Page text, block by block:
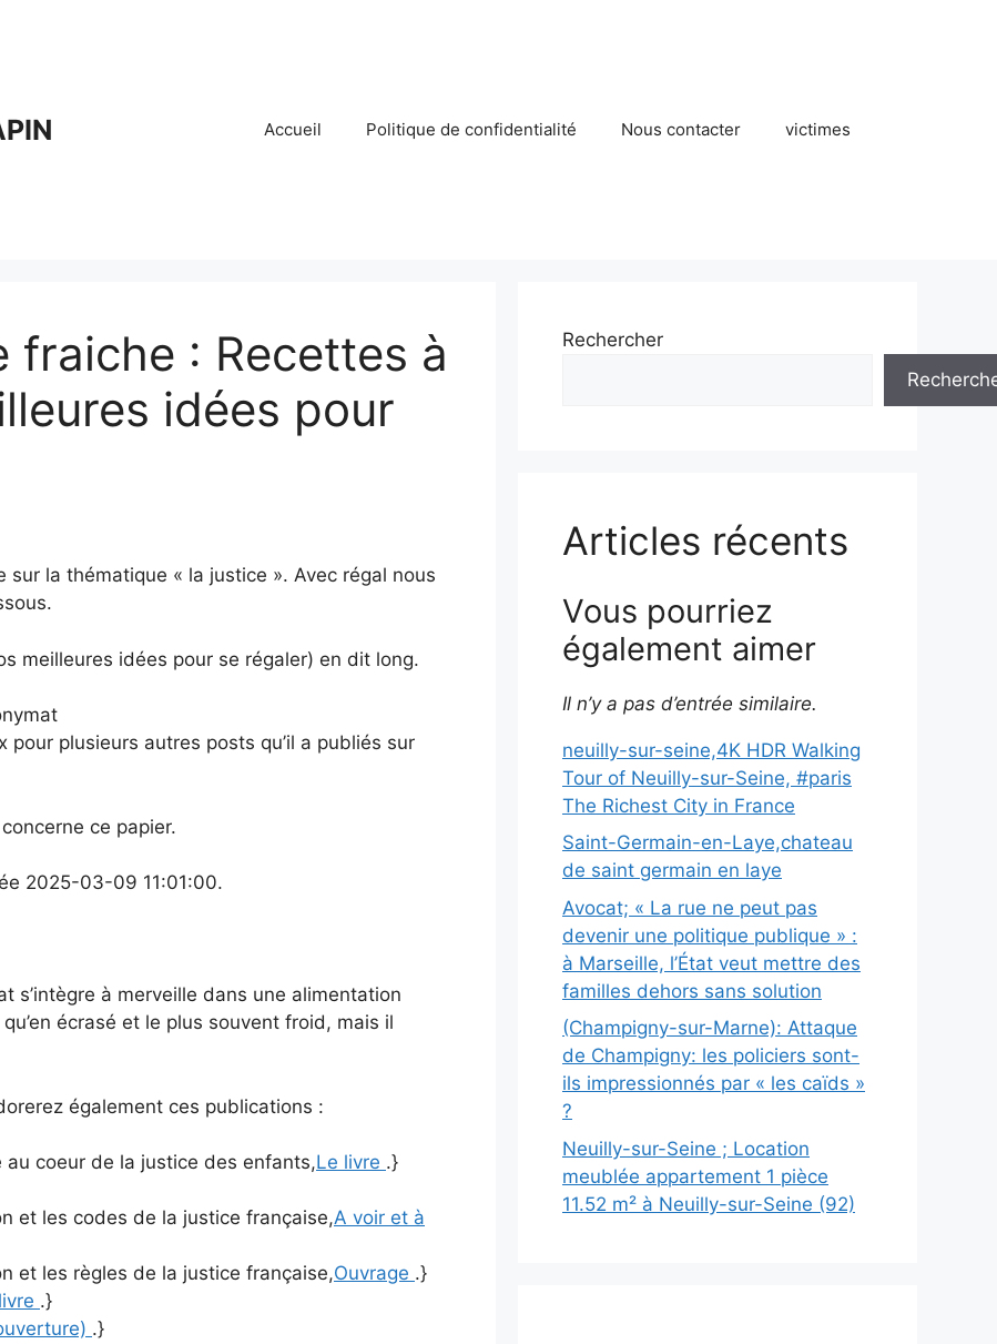
Accueil Politique de confidentialité Nous contacter victimes
: Recettes à
idées pour
la thématique « la justice ». Avec régal nous
meilleures idées pour se régaler) en dit long.
pour plusieurs autres posts qu’il a publiés sur
ce papier.
2025-03-09 11:01:00.
s’intègre à merveille dans une alimentation
écrasé et le plus souvent froid, mais il
également ces publications :
au coeur de la justice des enfants,Le livre .}
et les codes de la justice française,A voir et à
et les règles de la justice française,Ouvrage .}
.}
.}
Rechercher
Articles récents
Vous pourriez
également aimer
Il n’y a pas d’entrée similaire.
neuilly-sur-seine,4K HDR Walking
Tour of Neuilly-sur-Seine, #paris
The Richest City in France
Saint-Germain-en-Laye,chateau
de saint germain en laye
Avocat; « La rue ne peut pas
devenir une politique publique » :
à Marseille, l’État veut mettre des
familles dehors sans solution
(Champigny-sur-Marne): Attaque
de Champigny: les policiers sont-
ils impressionnés par « les caïds »
?
Neuilly-sur-Seine ; Location
meublée appartement 1 pièce
11.52 m² à Neuilly-sur-Seine (92)